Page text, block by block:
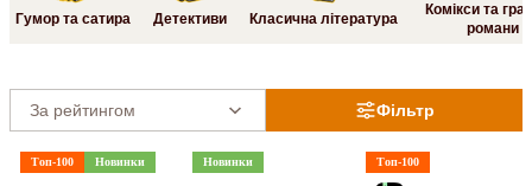
Гумор та сатира Детективи Класична література
Комікси та
романи
Фільтр
Топ-100 Новинки Новинки Топ-100